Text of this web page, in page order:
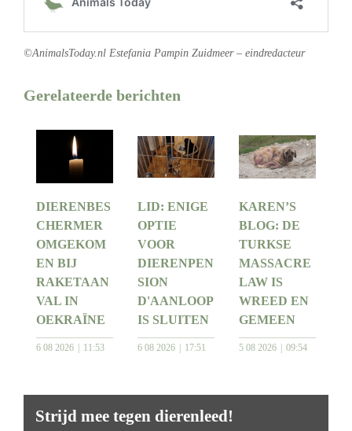
©AnimalsToday.nl Estefania Pampin Zuidmeer – eindredacteur
Gerelateerde berichten
DIERENBES
CHERMER
OMGEKOM
EN BIJ
RAKETAAN
VAL IN
OEKRAÏNE
6 08 2026 11:53
LID: ENIGE
OPTIE
VOOR
DIERENPEN
SION
D'AANLOOP
IS SLUITEN
6 08 2026 17:51
KAREN’S
BLOG: DE
TURKSE
MASSACRE
LAW IS
WREED EN
GEMEEN
5 08 2026 09:54
Strijd mee tegen dierenleed!